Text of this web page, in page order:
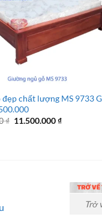
đẹp chất lượng MS 9733
₫ Giá
11.500.000₫Giá
Trở